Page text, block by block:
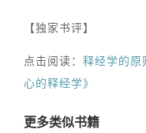
【独家书评】
点击阅读： 释经学的
心的释经学》
更多类似书籍